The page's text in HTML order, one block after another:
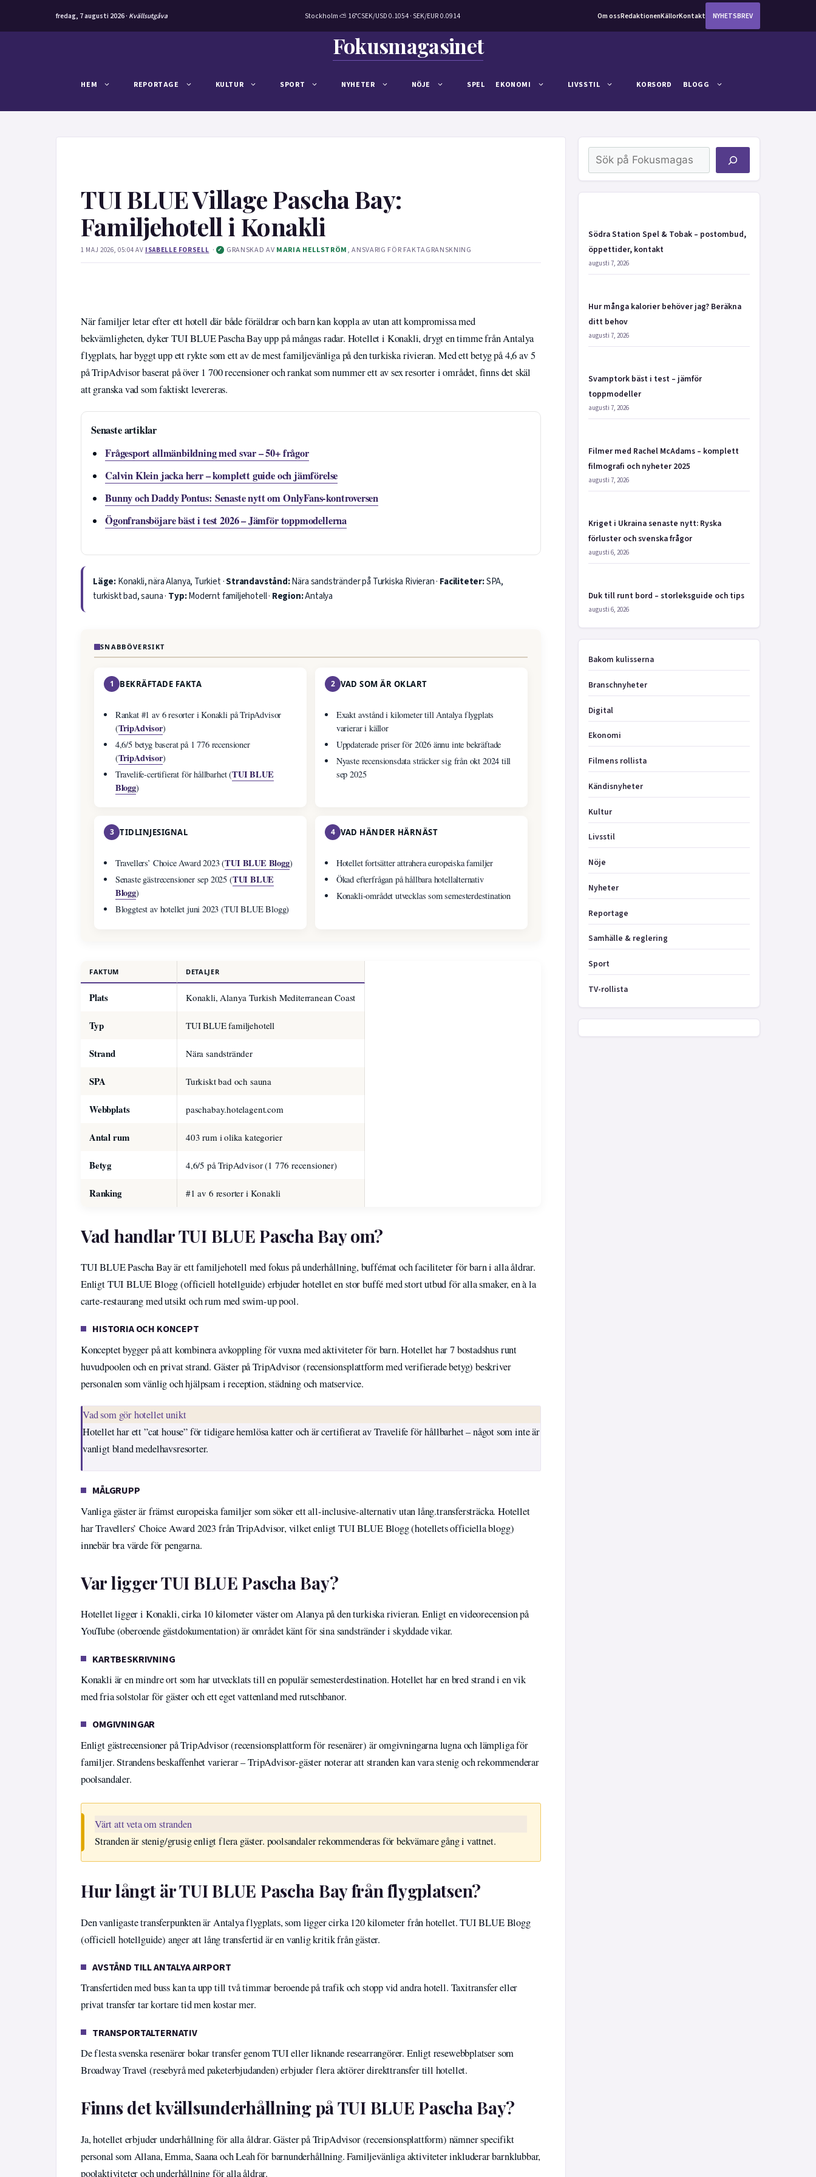
fredag, 7 augusti 2026 · Kvällsutgåva Stockholm ⛅ 16°CSEK/USD 0.1054 · SEK/EUR 0.0914 Om ossRedaktionenKällorKontakt NYHETSBREV
Fokusmagasinet
HEM REPORTAGE KULTUR SPORT NYHETER NÖJE SPEL EKONOMI LIVSSTIL KORSORD BLOGG
TUI BLUE Village Pascha Bay:
Familjehotell i Konakli
1 MAJ 2026, 05:04 AV ISABELLE FORSELL ·✓ GRANSKAD AV MARIA HELLSTRÖM, ANSVARIG FÖR FAKTAGRANSKNING
När familjer letar efter ett hotell där både föräldrar och barn kan koppla av utan att kompromissa med
bekvämligheten, dyker TUI BLUE Pascha Bay upp på mångas radar. Hotellet i Konakli, drygt en timme från Antalya
flygplats, har byggt upp ett rykte som ett av de mest familjevänliga på den turkiska rivieran. Med ett betyg på 4,6 av 5
på TripAdvisor baserat på över 1 700 recensioner och rankat som nummer ett av sex resorter i området, finns det skäl
att granska vad som faktiskt levereras.
Senaste artiklar
Frågesport allmänbildning med svar – 50+ frågor
Calvin Klein jacka herr – komplett guide och jämförelse
Bunny och Daddy Pontus: Senaste nytt om OnlyFans-kontroversen
Ögonfransböjare bäst i test 2026 – Jämför toppmodellerna
Läge:Konakli, nära Alanya, Turkiet ·Strandavstånd:Nära sandstränder på Turkiska Rivieran · Faciliteter:SPA,
turkiskt bad, sauna · Typ:Modernt familjehotell · Region:Antalya
SNABBÖVERSIKT
1 BEKRÄFTADE FAKTA
Rankat #1 av 6 resorter i Konakli på TripAdvisor
(TripAdvisor)
4,6/5 betyg baserat på 1 776 recensioner
(TripAdvisor)
Travelife-certifierat för hållbarhet (TUI BLUE
Blogg)
2 VAD SOM ÄR OKLART
Exakt avstånd i kilometer till Antalya flygplats
varierar i källor
Uppdaterade priser för 2026 ännu inte bekräftade
Nyaste recensionsdata sträcker sig från okt 2024 till
sep 2025
3 TIDLINJESIGNAL
Travellers’ Choice Award 2023 (TUI BLUE Blogg)
Senaste gästrecensioner sep 2025 (TUI BLUE
Blogg)
Bloggtest av hotellet juni 2023 (TUI BLUE Blogg)
4 VAD HÄNDER HÄRNÄST
Hotellet fortsätter attrahera europeiska familjer
Ökad efterfrågan på hållbara hotellalternativ
Konakli-området utvecklas som semesterdestination
FAKTUM DETALJER
Plats Konakli, Alanya Turkish Mediterranean Coast
Typ TUI BLUE familjehotell
Strand Nära sandstränder
SPA Turkiskt bad och sauna
Webbplats paschabay.hotelagent.com
Antal rum 403 rum i olika kategorier
Betyg 4,6/5 på TripAdvisor (1 776 recensioner)
Ranking #1 av 6 resorter i Konakli
Vad handlar TUI BLUE Pascha Bay om?
TUI BLUE Pascha Bay är ett familjehotell med fokus på underhållning, buffémat och faciliteter för barn i alla åldrar.
Enligt TUI BLUE Blogg (officiell hotellguide) erbjuder hotellet en stor buffé med stort utbud för alla smaker, en à la
carte-restaurang med utsikt och rum med swim-up pool.
HISTORIA OCH KONCEPT
Konceptet bygger på att kombinera avkoppling för vuxna med aktiviteter för barn. Hotellet har 7 bostadshus runt
huvudpoolen och en privat strand. Gäster på TripAdvisor (recensionsplattform med verifierade betyg) beskriver
personalen som vänlig och hjälpsam i reception, städning och matservice.
Vad som gör hotellet unikt
Hotellet har ett ”cat house” för tidigare hemlösa katter och är certifierat av Travelife för hållbarhet – något som inte är
vanligt bland medelhavsresorter.
MÅLGRUPP
Vanliga gäster är främst europeiska familjer som söker ett all-inclusive-alternativ utan lång.transfersträcka. Hotellet
har Travellers’ Choice Award 2023 från TripAdvisor, vilket enligt TUI BLUE Blogg (hotellets officiella blogg)
innebär bra värde för pengarna.
Var ligger TUI BLUE Pascha Bay?
Hotellet ligger i Konakli, cirka 10 kilometer väster om Alanya på den turkiska rivieran. Enligt en videorecension på
YouTube (oberoende gästdokumentation) är området känt för sina sandstränder i skyddade vikar.
KARTBESKRIVNING
Konakli är en mindre ort som har utvecklats till en populär semesterdestination. Hotellet har en bred strand i en vik
med fria solstolar för gäster och ett eget vattenland med rutschbanor.
OMGIVNINGAR
Enligt gästrecensioner på TripAdvisor (recensionsplattform för resenärer) är omgivningarna lugna och lämpliga för
familjer. Strandens beskaffenhet varierar – TripAdvisor-gäster noterar att stranden kan vara stenig och rekommenderar
poolsandaler.
Värt att veta om stranden
Stranden är stenig/grusig enligt flera gäster. poolsandaler rekommenderas för bekvämare gång i vattnet.
Hur långt är TUI BLUE Pascha Bay från flygplatsen?
Den vanligaste transferpunkten är Antalya flygplats, som ligger cirka 120 kilometer från hotellet. TUI BLUE Blogg
(officiell hotellguide) anger att lång transfertid är en vanlig kritik från gäster.
AVSTÅND TILL ANTALYA AIRPORT
Transfertiden med buss kan ta upp till två timmar beroende på trafik och stopp vid andra hotell. Taxitransfer eller
privat transfer tar kortare tid men kostar mer.
TRANSPORTALTERNATIV
De flesta svenska resenärer bokar transfer genom TUI eller liknande researrangörer. Enligt resewebbplatser som
Broadway Travel (resebyrå med paketerbjudanden) erbjuder flera aktörer direkttransfer till hotellet.
Finns det kvällsunderhållning på TUI BLUE Pascha Bay?
Ja, hotellet erbjuder underhållning för alla åldrar. Gäster på TripAdvisor (recensionsplattform) nämner specifikt
personal som Allana, Emma, Saana och Leah för barnunderhållning. Familjevänliga aktiviteter inkluderar barnklubbar,
poolaktiviteter och underhållning för alla åldrar.
Sök
Södra Station Spel & Tobak – postombud,
öppettider, kontakt
augusti 7, 2026
Hur många kalorier behöver jag? Beräkna
ditt behov
augusti 7, 2026
Svamptork bäst i test – jämför
toppmodeller
augusti 7, 2026
Filmer med Rachel McAdams – komplett
filmografi och nyheter 2025
augusti 7, 2026
Kriget i Ukraina senaste nytt: Ryska
förluster och svenska frågor
augusti 6, 2026
Duk till runt bord – storleksguide och tips
augusti 6, 2026
Bakom kulisserna
Branschnyheter
Digital
Ekonomi
Filmens rollista
Kändisnyheter
Kultur
Livsstil
Nöje
Nyheter
Reportage
Samhälle & reglering
Sport
TV-rollista